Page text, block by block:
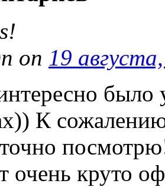
on 19
было
К
очень круто